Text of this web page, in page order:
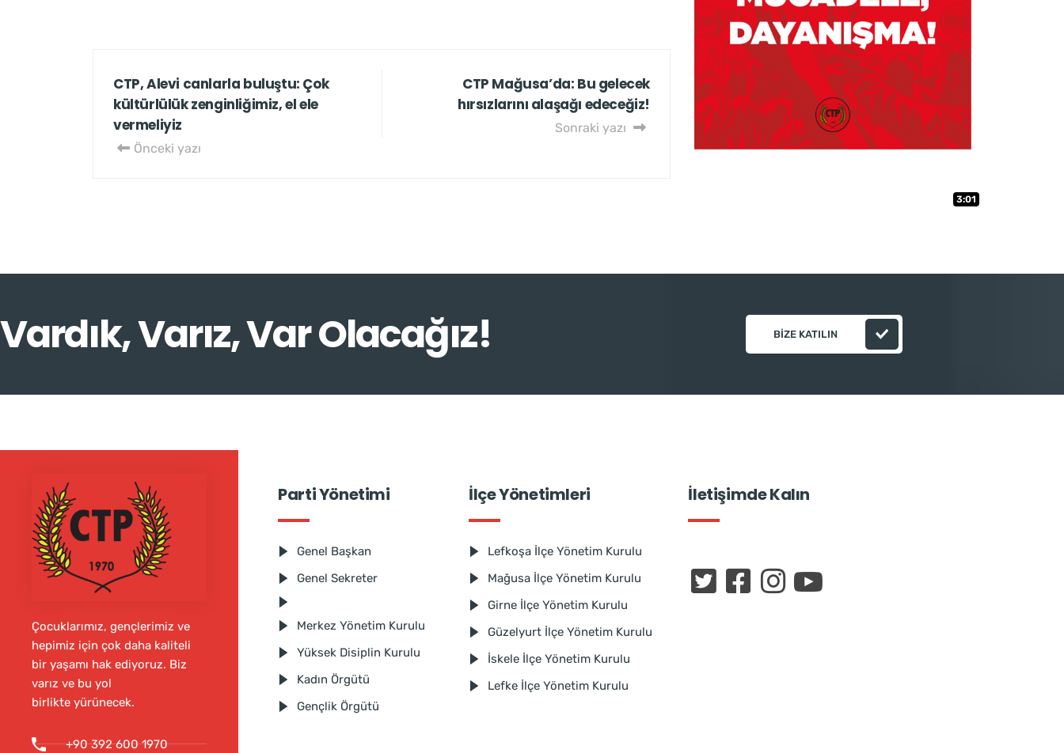
CTP, Alevi canlarla buluştu: Çok
kültürlülük zenginliğimiz, el ele
vermeliyiz
Önceki yazı
CTP Mağusa’da: Bu gelecek
hırsızlarını alaşağı edeceğiz!
Sonraki yazı
3:01
Vardık, Varız, Var Olacağız! BIZE KATILIN
Çocuklarımız, gençlerimiz ve
hepimiz için çok daha kaliteli
bir yaşamı hak ediyoruz. Biz
varız ve bu yol
birlikte yürünecek.
+90 392 600 1970
Parti Yönetimi
Genel Başkan
Genel Sekreter
Merkez Yönetim Kurulu
Yüksek Disiplin Kurulu
Kadın Örgütü
Gençlik Örgütü
İlçe Yönetimleri
Lefkoşa İlçe Yönetim Kurulu
Mağusa İlçe Yönetim Kurulu
Girne İlçe Yönetim Kurulu
Güzelyurt İlçe Yönetim Kurulu
İskele İlçe Yönetim Kurulu
Lefke İlçe Yönetim Kurulu
İletişimde Kalın